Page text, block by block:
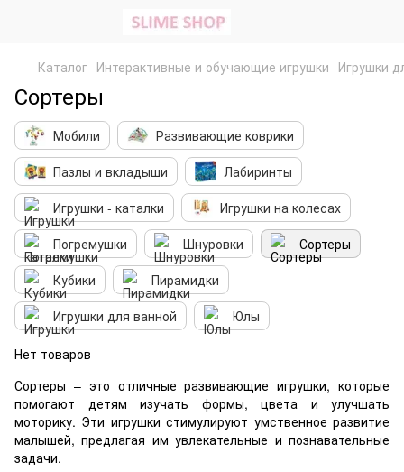
Каталог Интерактивные и обучающие игрушки Игрушки
Сортеры – это отличные развивающие игрушки, которые
помогают детям изучать формы, цвета и улучшать
моторику. Эти игрушки стимулируют умственное развитие
малышей, предлагая им увлекательные и познавательные
задачи.
Сортеры
Мобили
Развивающие коврики
Пазлы и вкладыши
Лабиринты
Игрушки - каталки
Игрушки на колесах
Погремушки
Шнуровки
Сортеры
Кубики
Пирамидки
Игрушки для ванной
Юлы
Нет товаров